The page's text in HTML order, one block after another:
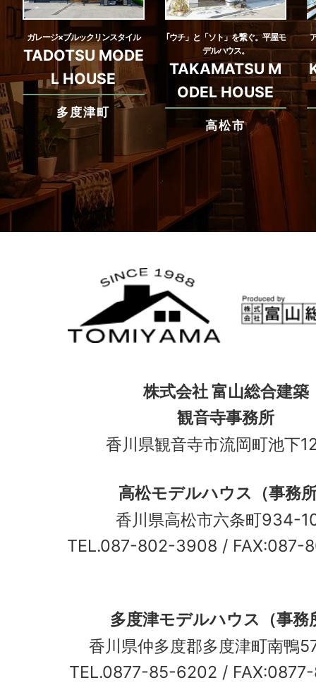
ガレージ×ブルックリンスタイル
TADOTSU MODE
L HOUSE
多度津町
｢ウチ」と「ソト」を繋ぐ。平屋モ
デルハウス。
TAKAMATSU M
ODEL HOUSE
高松市
株式会社 富山総合建築
観音寺事務所
香川県観音寺市流岡町池下
高松モデルハウス（事務
香川県高松市六条町
TEL.087-802-3908 / FAX:087-
多度津モデルハウス（事務
香川県仲多度郡多度津町南
TEL.0877-85-6202 /